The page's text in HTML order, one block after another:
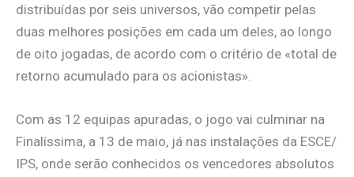
distribuídas por seis universos, vão competir pelas
duas melhores posições em cada um deles, ao longo
de oito jogadas, de acordo com o critério de «total de
retorno acumulado para os acionistas».
Com as 12 equipas apuradas, o jogo vai culminar na
Finalíssima, a 13 de maio, já nas instalações da ESCE/
IPS, onde serão conhecidos os vencedores absolutos